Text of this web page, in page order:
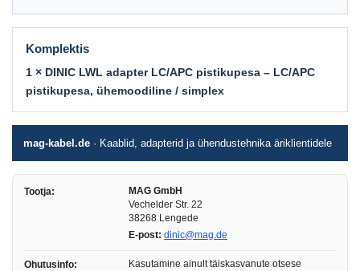
Komplektis
1 × DINIC LWL adapter LC/APC pistikupesa – LC/APC
pistikupesa, ühemoodiline / simplex
mag-kabel.de · Kaablid, adapterid ja ühendustehnika äriklientidele
Tootja:
MAG GmbH
Vechelder Str. 22
38268 Lengede
E-post: dinic@mag.de
Ohutusinfo:
Kasutamine ainult täiskasvanute otsese